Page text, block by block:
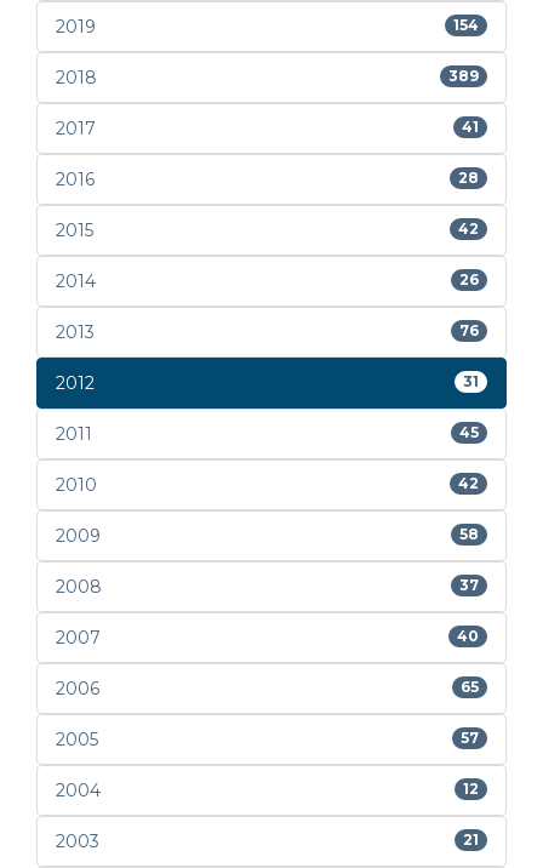
2019 154
2018 389
2017 41
2016 28
2015 42
2014 26
2013 76
2012 31
2011 45
2010 42
2009 58
2008 37
2007 40
2006 65
2005 57
2004 12
2003 21